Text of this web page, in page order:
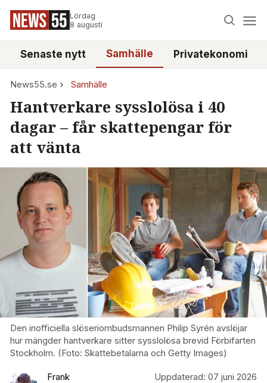
Lördag
8 augusti
Senaste nytt Samhälle Privatekonomi
News55.se Samhälle
Hantverkare sysslolösa i 40
dagar – får skattepengar för
att vänta
Den inofficiella slöseriombudsmannen Philip Syrén avslöjar
hur mängder hantverkare sitter sysslolösa brevid Förbifarten
Stockholm. (Foto: Skattebetalarna och Getty Images)
Frank
Uppdaterad: 07 juni 2026